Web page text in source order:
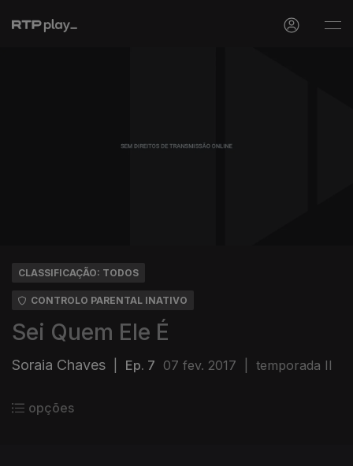
CLASSIFICAÇÃO: TODOS
CONTROLO PARENTAL INATIVO
Sei Quem Ele É
Soraia Chaves Ep. 7 07 fev. 2017 temporada II
opções